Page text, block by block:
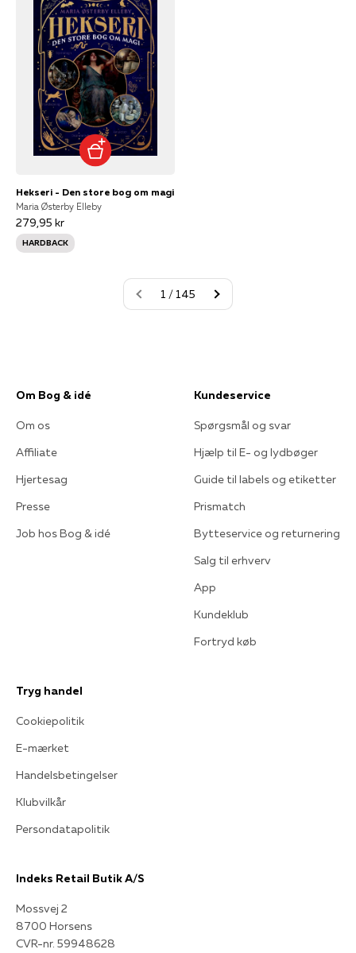
Hekseri - Den store bog om magi
Maria Østerby Elleby
279,95 kr
HARDBACK
1 / 145
Om Bog & idé
Om os
Affiliate
Hjertesag
Presse
Job hos Bog & idé
Kundeservice
Spørgsmål og svar
Hjælp til E- og lydbøger
Guide til labels og etiketter
Prismatch
Bytteservice og returnering
Salg til erhverv
App
Kundeklub
Fortryd køb
Tryg handel
Cookiepolitik
E-mærket
Handelsbetingelser
Klubvilkår
Persondatapolitik
Indeks Retail Butik A/S
Mossvej 2
8700 Horsens
CVR-nr. 59948628